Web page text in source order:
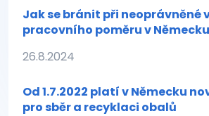
Jak se bránit při neoprávněné
pracovního poměru v Německu
26.8.2024
Od 1.7.2022 platí v Německu
pro sběr a recyklaci obalů